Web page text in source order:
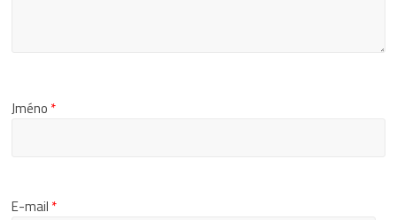
Jméno *
E-mail *